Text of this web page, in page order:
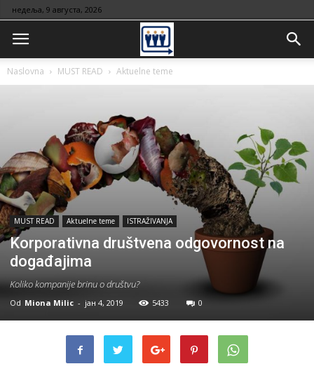
недеља, 9 августа, 2026
Naslovna MUST READ Aktuelne teme
MUST READ Aktuelne teme ISTRAŽIVANJA
Korporativna društvena odgovornost na
događajima
Koliko kompanije brinu o društvu?
Od Miona Milic - јан 4, 2019 5433 0